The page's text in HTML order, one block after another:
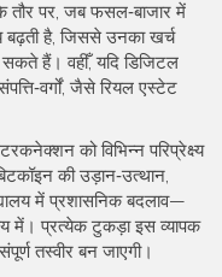
तौर पर, जब फसल‑बाजार में
बढ़ती है, जिससे उनका खर्च
हैं। वहीँ, यदि डिजिटल
जैसे रियल एस्टेट
को विभिन्न परिप्रेक्ष्य
की उड़ान‑उत्थान,
में प्रशासनिक बदलाव—
में। प्रत्येक टुकड़ा इस व्यापक
तस्वीर बन जाएगी।